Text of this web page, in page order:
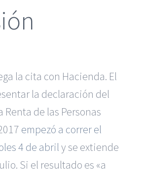
la cita con Hacienda. El
la declaración del
Renta de las Personas
empezó a correr el
4 de abrily se extiende
Si el resultado es «a